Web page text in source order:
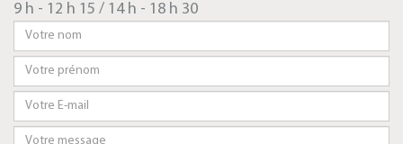
9 h - 12 h 15 / 14 h - 18 h 30